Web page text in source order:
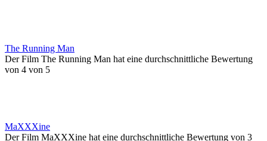
The Running Man
Der Film The Running Man hat eine durchschnittliche Bewertung
von 4 von 5
MaXXXine
Der Film MaXXXine hat eine durchschnittliche Bewertung von 3